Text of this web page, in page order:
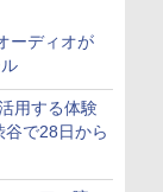
ーディオが
用する体験
で28日から